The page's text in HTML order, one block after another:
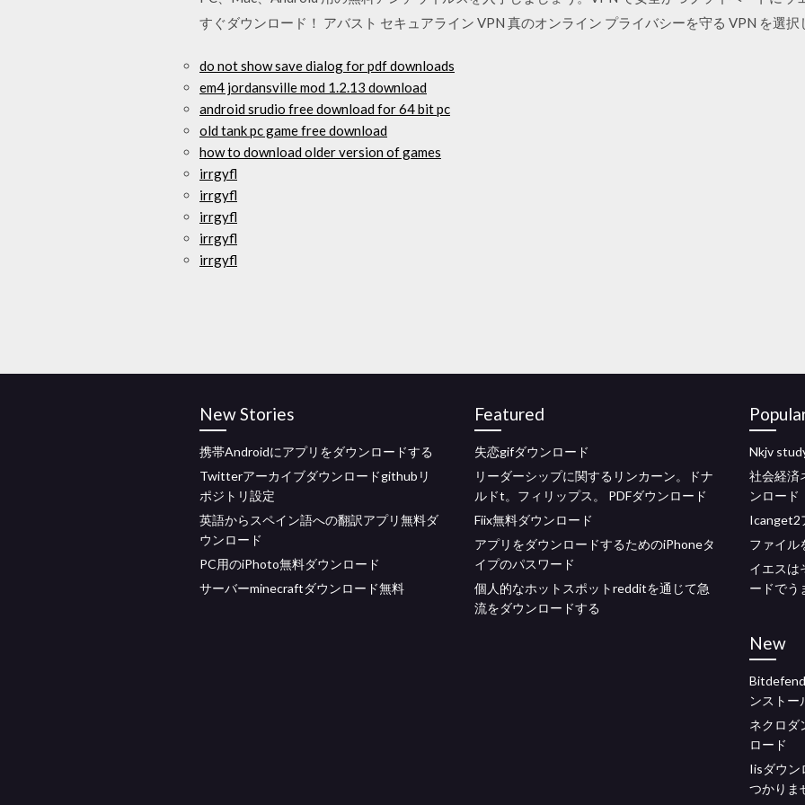
すぐダウンロード！ アバスト セキュアライン VPN 真のオンライン プライバシーを守る VPN を選択
do not show save dialog for pdf downloads
em4 jordansville mod 1.2.13 download
android srudio free download for 64 bit pc
old tank pc game free download
how to download older version of games
irrgyfl
irrgyfl
irrgyfl
irrgyfl
irrgyfl
New Stories
携帯Androidにアプリをダウンロードする
Twitterアーカイブダウンロードgithubリ
ポジトリ設定
英語からスペイン語への翻訳アプリ無料ダ
ウンロード
PC用のiPhoto無料ダウンロード
サーバーminecraftダウンロード無料
Featured
失恋gifダウンロード
リーダーシップに関するリンカーン。ドナ
ルドt。フィリップス。 PDFダウンロード
Fiix無料ダウンロード
アプリをダウンロードするためのiPhoneタ
イプのパスワード
個人的なホットスポットredditを通じて急
流をダウンロードする
Nkjv
社会経済
ンロード
Icanget2
ファイル
イエスは
ードでう
New
ンストー
ネクロダ
ロード
Iisダウン
つかりま